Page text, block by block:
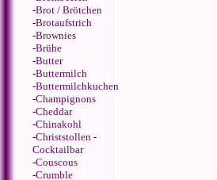
-Brot / Brötchen
-Brotaufstrich
-Brownies
-Brühe
-Butter
-Buttermilch
-Buttermilchkuchen
-Champignons
-Cheddar
-Chinakohl
-Christstollen -
Cocktailbar
-Couscous
-Crumble